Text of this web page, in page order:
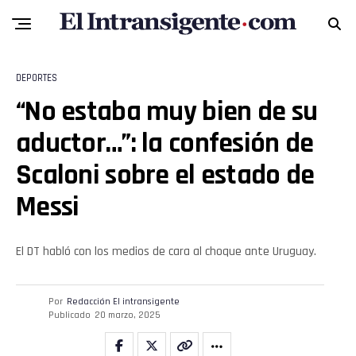
DEPORTES
“No estaba muy bien de su
aductor…”: la confesión de
Scaloni sobre el estado de
Messi
El DT habló con los medios de cara al choque ante Uruguay.
Por Redacción El intransigente
Publicado 20 marzo, 2025
Whatsapp
Email